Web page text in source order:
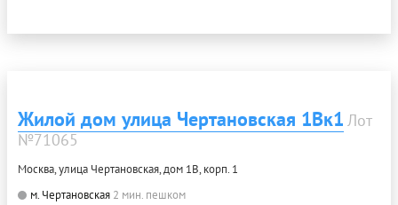
Жилой дом улица Чертановская 1Вк1 Лот
№71065
Москва, улица Чертановская, дом 1В, корп. 1
м. Чертановская 2 мин. пешком